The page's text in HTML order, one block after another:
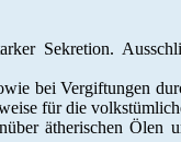
Sekretion.
bei Vergiftungen
für die
ätherischen